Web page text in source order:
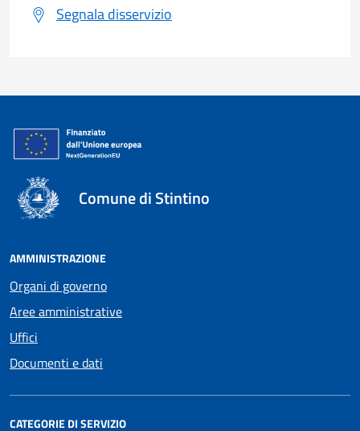
Segnala disservizio
Comune di Stintino
AMMINISTRAZIONE
Organi di governo
Aree amministrative
Uffici
Documenti e dati
CATEGORIE DI SERVIZIO